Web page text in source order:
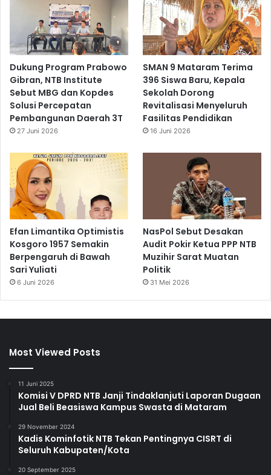
Dukung Program Prabowo
Gibran, NTB Institute
Sebut MBG dan Kopdes
Solusi Percepatan
Pembangunan Daerah 3T
27 Juni 2026
SMAN 9 Mataram Terima
396 Siswa Baru, Kepala
Sekolah Dorong
Revitalisasi Menyeluruh
Fasilitas Pendidikan
16 Juni 2026
Efan Limantika Optimistis
Kosgoro 1957 Semakin
Berpengaruh di Bawah
Sari Yuliati
6 Juni 2026
NasPol Sebut Desakan
Audit Pokir Ketua PPP NTB
Muzihir Sarat Muatan
Politik
31 Mei 2026
Most Viewed Posts
11 Juni 2025
Komisi V DPRD NTB Janji Tindaklanjuti Laporan Dugaan
Jual Beli Beasiswa Kampus Swasta di Mataram
29 November 2024
Kadis Kominfotik NTB Tekan Pentingnya CISRT di
Seluruh Kabupaten/Kota
20 September 2025